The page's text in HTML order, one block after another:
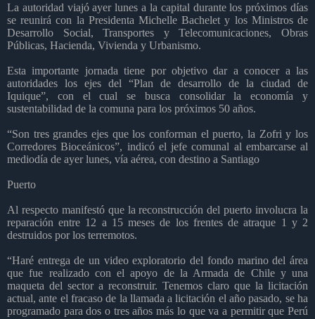
La autoridad viajó ayer lunes a la capital durante los próximos días
se reunirá con la Presidenta Michelle Bachelet y los Ministros de
Desarrollo Social, Transportes y Telecomunicaciones, Obras
Públicas, Hacienda, Vivienda y Urbanismo.
Esta importante jornada tiene por objetivo dar a conocer a las
autoridades los ejes del “Plan de desarrollo de la ciudad de
Iquique”, con el cual se busca consolidar la economía y
sustentabilidad de la comuna para los próximos 50 años.
“Son tres grandes ejes que los conforman el puerto, la Zofri y los
Corredores Bioceánicos”, indicó el jefe comunal al embarcarse al
mediodía de ayer lunes, vía aérea, con destino a Santiago
Puerto
Al respecto manifestó que la reconstrucción del puerto involucra la
reparación entre 12 a 15 meses de los frentes de atraque 1 y 2
destruidos por los terremotos.
“Haré entrega de un video exploratorio del fondo marino del área
que fue realizado con el apoyo de la Armada de Chile y una
maqueta del sector a reconstruir. Tenemos claro que la licitación
actual, ante el fracaso de la llamada a licitación el año pasado, se ha
programado para dos o tres años más lo que va a permitir que Perú